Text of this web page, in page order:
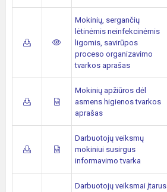
Mokinių, sergančių
lėtinėmis neinfekcinėmis
ligomis, savirūpos
proceso organizavimo
tvarkos aprašas
Mokinių apžiūros dėl
asmens higienos tvarkos
aprašas
Darbuotojų veiksmų
mokiniui susirgus
informavimo tvarka
Darbuotojų veiksmai įtarus